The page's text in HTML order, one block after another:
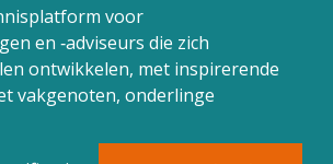
voor
en ‑adviseurs die zich
ontwikkelen, met inspirerende
vakgenoten, onderlinge